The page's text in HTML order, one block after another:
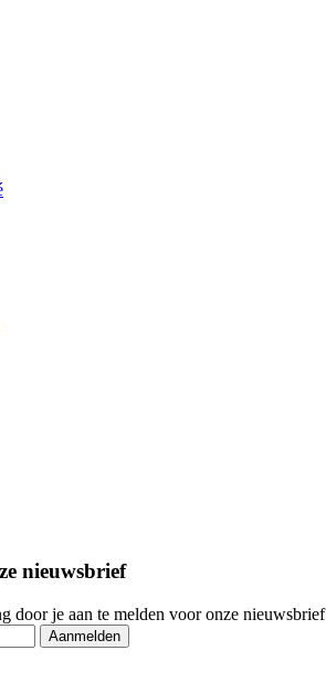
nieuwsbrief
door je aan te melden voor onze nieuwsbrief
Aanmelden